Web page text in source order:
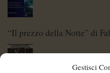
Gestisci
“Il prezzo della Notte” di